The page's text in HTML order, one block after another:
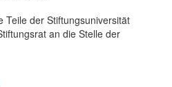
Teile der Stiftungsuniversität
an die Stelle der